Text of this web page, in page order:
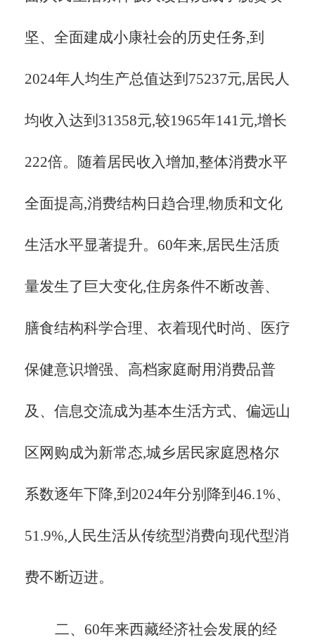
坚、全面建成小康社会的历史任务,到
2024年人均生产总值达到75237元,居民人
均收入达到31358元,较1965年141元,增长
222倍。随着居民收入增加,整体消费水平
全面提高,消费结构日趋合理,物质和文化
生活水平显著提升。60年来,居民生活质
量发生了巨大变化,住房条件不断改善、
膳食结构科学合理、衣着现代时尚、医疗
保健意识增强、高档家庭耐用消费品普
及、信息交流成为基本生活方式、偏远山
区网购成为新常态,城乡居民家庭恩格尔
系数逐年下降,到2024年分别降到46.1%、
51.9%,人民生活从传统型消费向现代型消
费不断迈进。
二、 60年来西藏经济社会发展的经